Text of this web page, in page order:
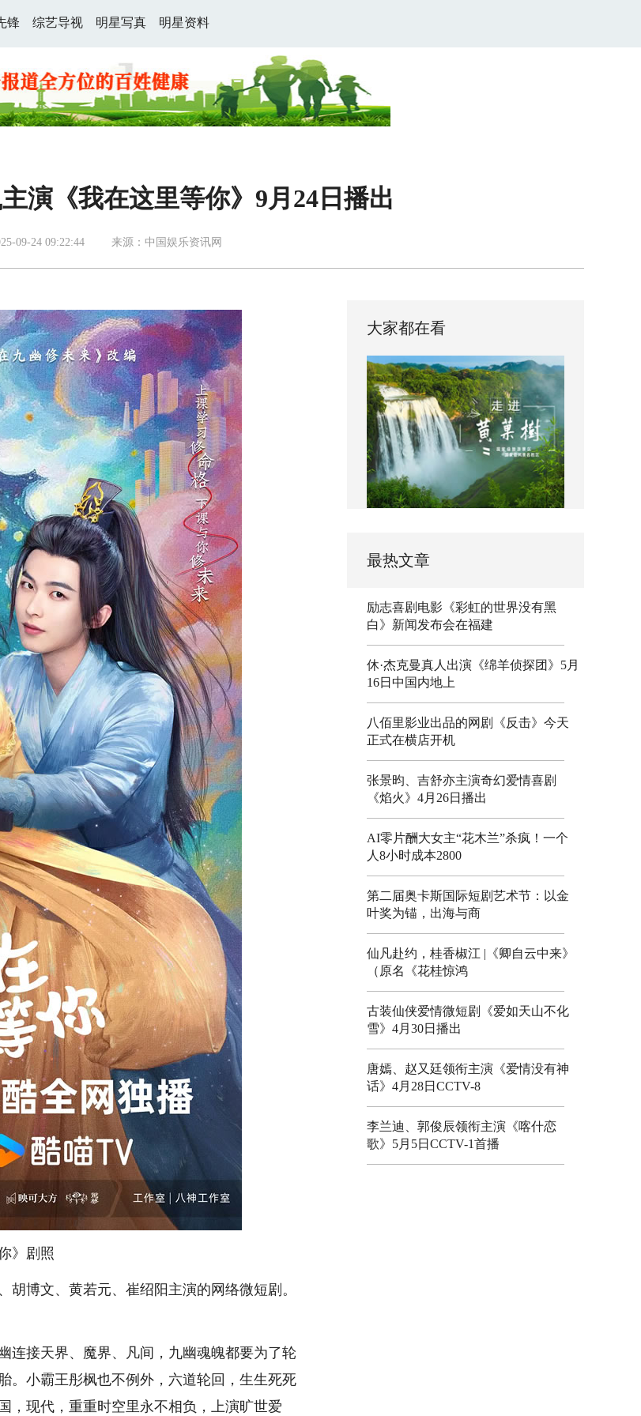
锋 综艺导视 明星写真 明星资料
演《我在这里等你》9月24日播出
09-24 09:22:44 来源：中国娱乐资讯网
》剧照
博文、黄若元、崔绍阳主演的网络微短剧。
接天界、魔界、凡间，九幽魂魄都要为了轮
。小霸王彤枫也不例外，六道轮回，生生死死
，现代，重重时空里永不相负，上演旷世爱
大家都在看
最热文章
励志喜剧电影《彩虹的世界没有黑
白》新闻发布会在福建
休·杰克曼真人出演《绵羊侦探团》5月
16日中国内地上
八佰里影业出品的网剧《反击》今天
正式在横店开机
张景昀、吉舒亦主演奇幻爱情喜剧
《焰火》4月26日播出
AI零片酬大女主“花木兰”杀疯！一个
人8小时成本2800
第二届奥卡斯国际短剧艺术节：以金
叶奖为锚，出海与商
仙凡赴约，桂香椒江 |《卿自云中来》
（原名《花桂惊鸿
古装仙侠爱情微短剧《爱如天山不化
雪》4月30日播出
唐嫣、赵又廷领衔主演《爱情没有神
话》4月28日CCTV-8
李兰迪、郭俊辰领衔主演《喀什恋
歌》5月5日CCTV-1首播